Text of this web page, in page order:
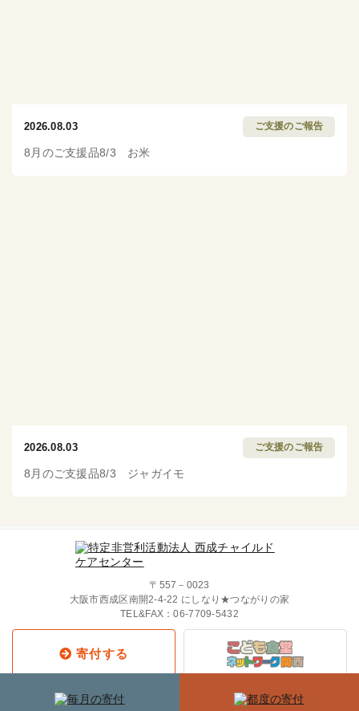
2026.08.03 ご支援のご報告
8月のご支援品8/3 お米
2026.08.03 ご支援のご報告
8月のご支援品8/3 ジャガイモ
〒557－0023
大阪市西成区南開2-4-22 にしなり★つながりの家
TEL&FAX：06-7709-5432
寄付する
Copyright © 2019 西成チャイルド・
ケア・センター All Rights Reserved.